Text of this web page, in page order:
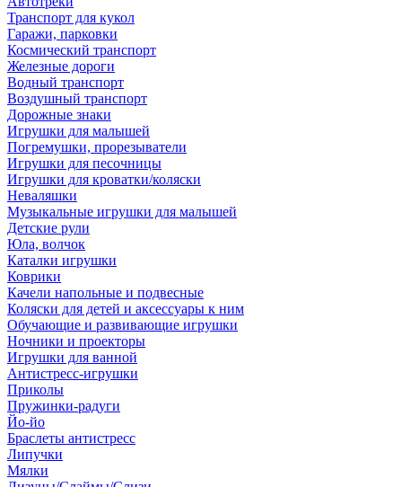
Транспорт для кукол
Гаражи, парковки
Космический транспорт
Железные дороги
Водный транспорт
Воздушный транспорт
Дорожные знаки
Игрушки для малышей
Погремушки, прорезыватели
Игрушки для песочницы
Игрушки для кроватки/коляски
Неваляшки
Музыкальные игрушки для малышей
Детские рули
Юла, волчок
Каталки игрушки
Коврики
Качели напольные и подвесные
Коляски для детей и аксессуары к ним
Обучающие и развивающие игрушки
Ночники и проекторы
Игрушки для ванной
Антистресс-игрушки
Приколы
Пружинки-радуги
Йо-йо
Браслеты антистресс
Липучки
Мялки